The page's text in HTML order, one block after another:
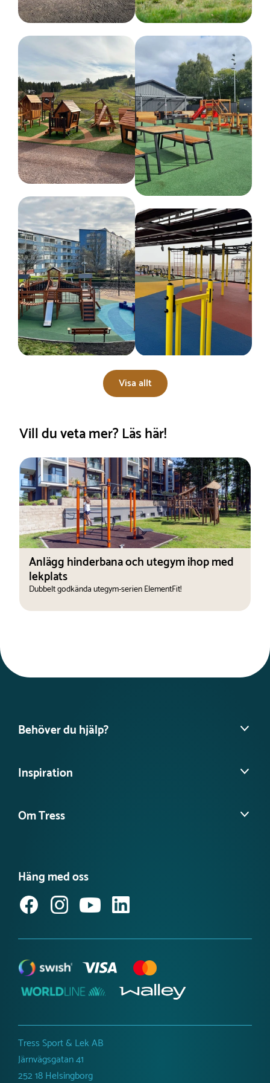
Visa allt
Vill du veta mer? Läs här!
Anlägg hinderbana och utegym ihop med
lekplats
Dubbelt godkända utegym-serien ElementFit!
Behöver du hjälp?
Vanliga frågor
Ångra köp
Inspiration
Guider & Tips
Produktnyheter Utemiljö
Om Tress
Jobba hos oss
Anmäl dig till vårt nyhetsbrev
Tillgänglighetsredogörelse
Häng med oss
Tress Sport & Lek AB
Järnvägsgatan 41
252 18 Helsingborg